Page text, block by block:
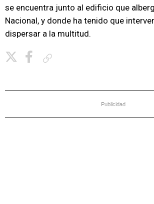
se encuentra junto al edificio que
Nacional, y donde ha tenido que
dispersar a la multitud.
Publicidad